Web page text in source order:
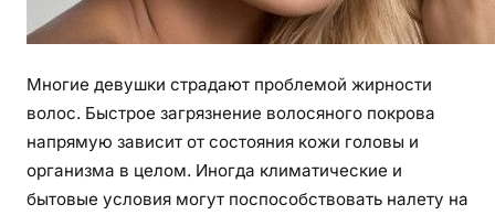
Многие девушки страдают проблемой жирности
волос. Быстрое загрязнение волосяного покрова
напрямую зависит от состояния кожи головы и
организма в целом. Иногда климатические и
бытовые условия могут поспособствовать налету на